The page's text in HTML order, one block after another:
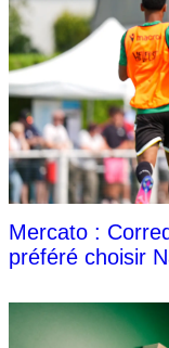
Mercato :
préféré choisir